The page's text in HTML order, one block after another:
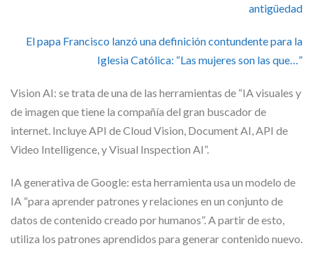
antigüedad
El papa Francisco lanzó una definición contundente para la
Iglesia Católica: “Las mujeres son las que…”
Vision AI: se trata de una de las herramientas de “IA visuales y
de imagen que tiene la compañía del gran buscador de
internet. Incluye API de Cloud Vision, Document AI, API de
Video Intelligence, y Visual Inspection AI”.
IA generativa de Google: esta herramienta usa un modelo de
IA “para aprender patrones y relaciones en un conjunto de
datos de contenido creado por humanos”. A partir de esto,
utiliza los patrones aprendidos para generar contenido nuevo.